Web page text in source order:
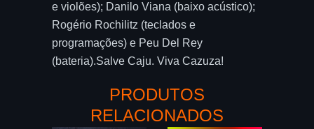
e violões); Danilo Viana (baixo acústico);
Rogério Rochilitz (teclados e
programações) e Peu Del Rey
(bateria).Salve Caju. Viva Cazuza!
PRODUTOS
RELACIONADOS